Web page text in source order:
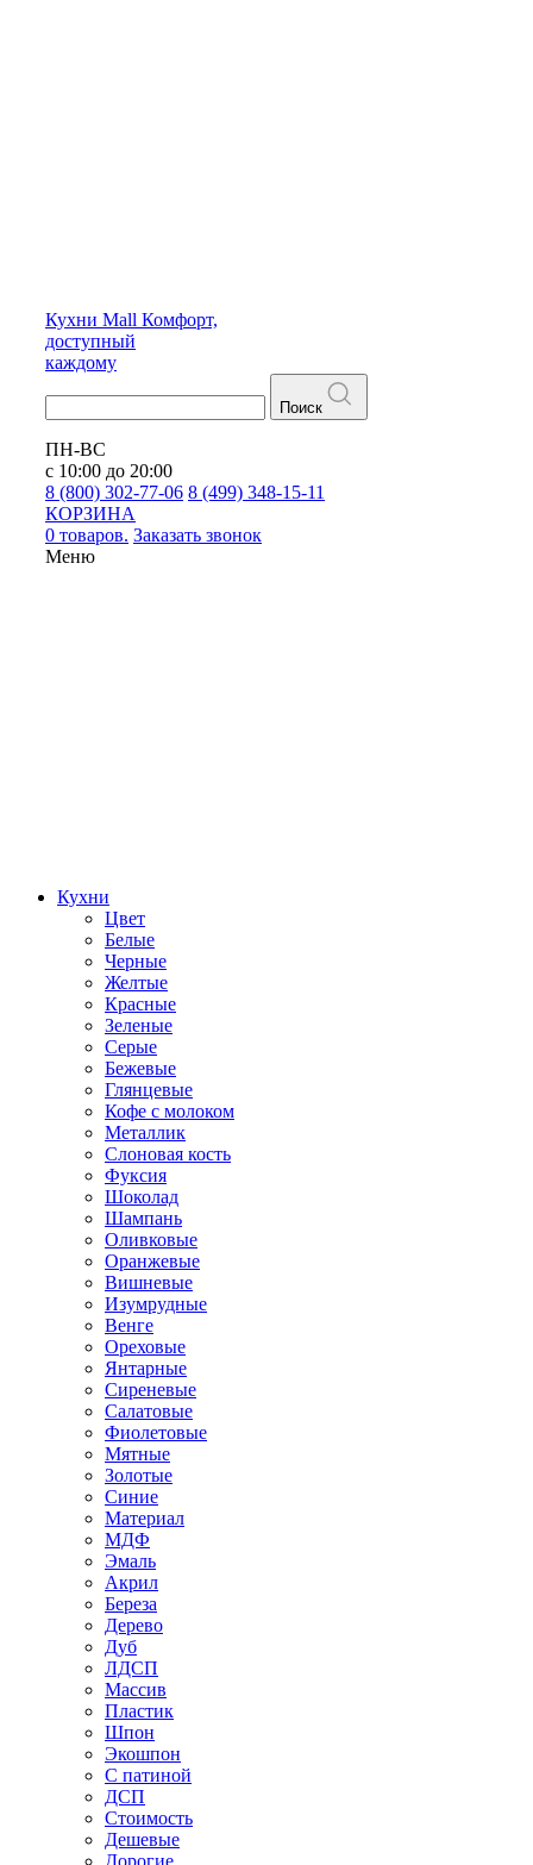
Кухни Mall Комфорт,
доступный
каждому
Поиск
ПН-ВС
с 10:00 до 20:00
8 (800) 302-77-06 8 (499) 348-15-11
КОРЗИНА
0 товаров. Заказать звонок
Меню
Кухни
Цвет
Белые
Черные
Желтые
Красные
Зеленые
Серые
Бежевые
Глянцевые
Кофе с молоком
Металлик
Слоновая кость
Фуксия
Шоколад
Шампань
Оливковые
Оранжевые
Вишневые
Изумрудные
Венге
Ореховые
Янтарные
Сиреневые
Салатовые
Фиолетовые
Мятные
Золотые
Синие
Материал
МДФ
Эмаль
Акрил
Береза
Дерево
Дуб
ЛДСП
Массив
Пластик
Шпон
Экошпон
С патиной
ДСП
Стоимость
Дешевые
Дорогие